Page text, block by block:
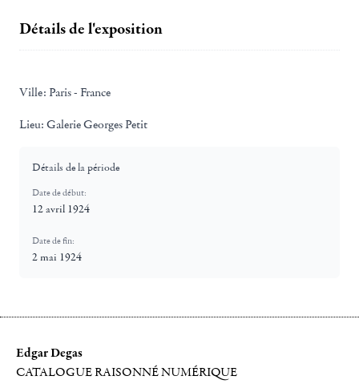
Détails de l'exposition
Ville: Paris - France
Lieu: Galerie Georges Petit
Détails de la période
Date de début:
12 avril 1924
Date de fin:
2 mai 1924
Edgar Degas
CATALOGUE RAISONNÉ NUMÉRIQUE